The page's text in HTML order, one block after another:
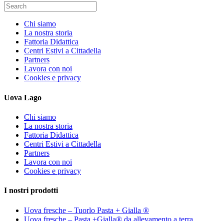
Search
for:
Chi siamo
La nostra storia
Fattoria Didattica
Centri Estivi a Cittadella
Partners
Lavora con noi
Cookies e privacy
Uova Lago
Chi siamo
La nostra storia
Fattoria Didattica
Centri Estivi a Cittadella
Partners
Lavora con noi
Cookies e privacy
I nostri prodotti
Uova fresche – Tuorlo Pasta + Gialla ®
Uova fresche – Pasta +Gialla® da allevamento a terra